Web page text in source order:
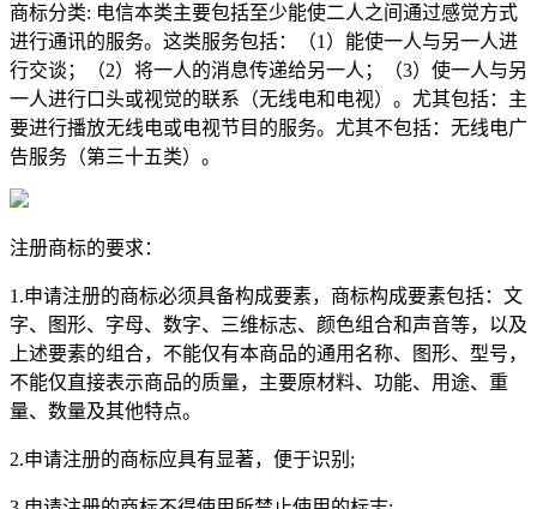
商标分类: 电信本类主要包括至少能使二人之间通过感觉方式
进行通讯的服务。这类服务包括：（1）能使一人与另一人进
行交谈；（2）将一人的消息传递给另一人；（3）使一人与另
一人进行口头或视觉的联系（无线电和电视）。尤其包括：主
要进行播放无线电或电视节目的服务。尤其不包括：无线电广
告服务（第三十五类）。
注册商标的要求：
1.申请注册的商标必须具备构成要素，商标构成要素包括：文
字、图形、字母、数字、三维标志、颜色组合和声音等，以及
上述要素的组合，不能仅有本商品的通用名称、图形、型号，
不能仅直接表示商品的质量，主要原材料、功能、用途、重
量、数量及其他特点。
2.申请注册的商标应具有显著，便于识别;